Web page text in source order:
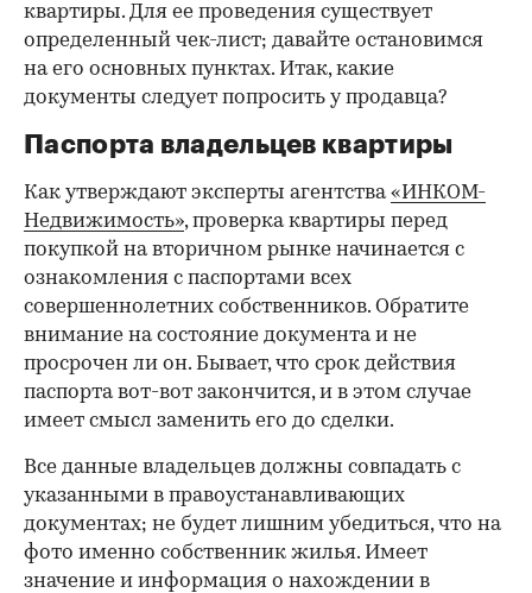
квартиры. Для ее проведения существует
определенный чек-лист; давайте остановимся
на его основных пунктах. Итак, какие
документы следует попросить у продавца?
Паспорта владельцев квартиры
Как утверждают эксперты агентства«ИНКОМ-
Недвижимость», проверка квартиры перед
покупкой на вторичном рынке начинается с
ознакомления с паспортами всех
совершеннолетних собственников. Обратите
внимание на состояние документа и не
просрочен ли он. Бывает, что срок действия
паспорта вот-вот закончится, и в этом случае
имеет смысл заменить его до сделки.
Все данные владельцев должны совпадать с
указанными в правоустанавливающих
документах; не будет лишним убедиться, что на
фото именно собственник жилья. Имеет
значение и информация о нахождении в